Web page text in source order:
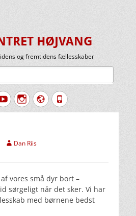
HØJVANG
og fremtidens fællesskaber
YouTubeInstagram
Website
Tlf.
Forfatter
Dan Riis
vores små dyr bort –
sørgeligt når det sker. Vi har
med børnene bedst